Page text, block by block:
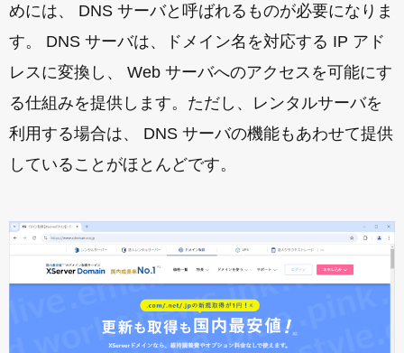
めには、 DNS サーバと呼ばれるものが必要になりま
す。 DNS サーバは、ドメイン名を対応する IP アド
レスに変換し、 Web サーバへのアクセスを可能にす
る仕組みを提供します。ただし、レンタルサーバを
利用する場合は、 DNS サーバの機能もあわせて提供
していることがほとんどです。